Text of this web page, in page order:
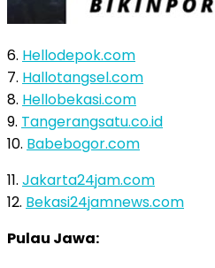
6. Hellodepok.com
7. Hallotangsel.com
8. Hellobekasi.com
9. Tangerangsatu.co.id
10. Babebogor.com
11. Jakarta24jam.com
12. Bekasi24jamnews.com
Pulau Jawa: